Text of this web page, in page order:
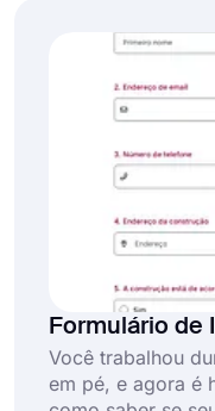
relatório sem custo.
Formulário de
Você trabalhou
em pé, e agora é